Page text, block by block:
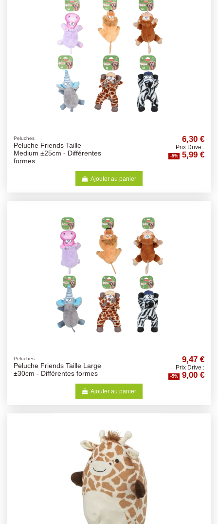
Peluches
Peluche Friends Taille
Medium ±25cm - Différentes
formes
6,30 €
Prix Drive :
-5% 5,99 €
Ajouter au panier
Peluches
Peluche Friends Taille Large
±30cm - Différentes formes
9,47 €
Prix Drive :
-5% 9,00 €
Ajouter au panier